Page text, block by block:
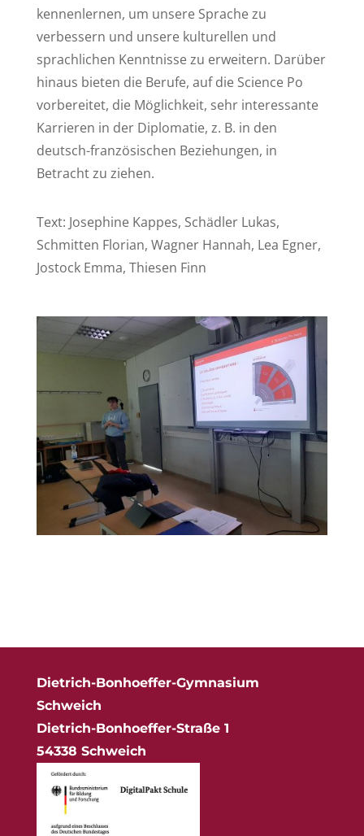
kennenlernen, um unsere Sprache zu
verbessern und unsere kulturellen und
sprachlichen Kenntnisse zu erweitern. Darüber
hinaus bieten die Berufe, auf die Science Po
vorbereitet, die Möglichkeit, sehr interessante
Karrieren in der Diplomatie, z. B. in den
deutsch-französischen Beziehungen, in
Betracht zu ziehen.
Text: Josephine Kappes, Schädler Lukas,
Schmitten Florian, Wagner Hannah, Lea Egner,
Jostock Emma, Thiesen Finn
Dietrich-Bonhoeffer-Gymnasium
Schweich
Dietrich-Bonhoeffer-Straße 1
54338 Schweich